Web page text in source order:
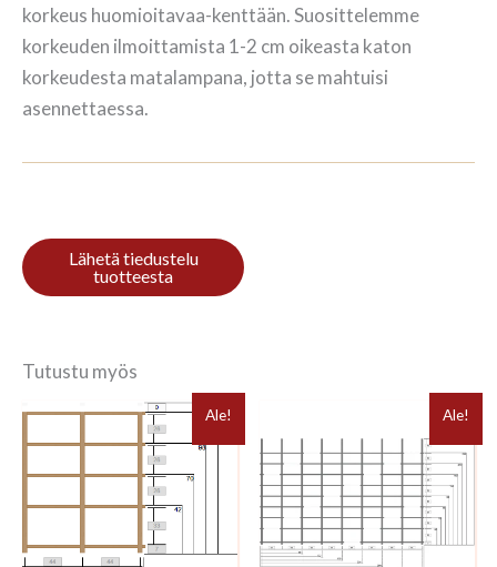
korkeus huomioitavaa-kenttään. Suosittelemme
korkeuden ilmoittamista 1-2 cm oikeasta katon
korkeudesta matalampana, jotta se mahtuisi
asennettaessa.
Tutustu myös
Ale! Ale!